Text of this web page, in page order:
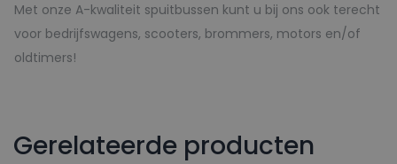
Met onze A-kwaliteit spuitbussen kunt u bij ons ook terecht
voor bedrijfswagens, scooters, brommers, motors en/of
oldtimers!
Gerelateerde producten